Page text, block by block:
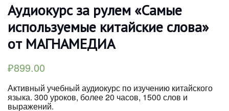
Аудиокурс за рулем «Самые
используемые китайские слова»
от МАГНАМЕДИА
₽899.00
Активный учебный аудиокурс по изучению китайского
языка. 300 уроков, более 20 часов, 1500 слов и
выражений.